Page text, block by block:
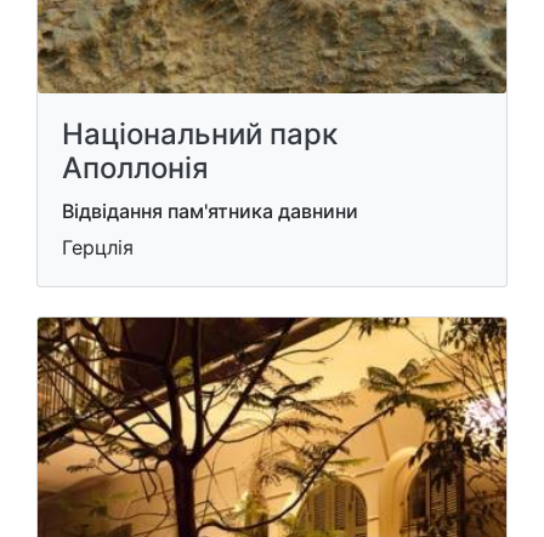
Національний парк
Аполлонія
Відвідання пам'ятника давнини
Герцлія